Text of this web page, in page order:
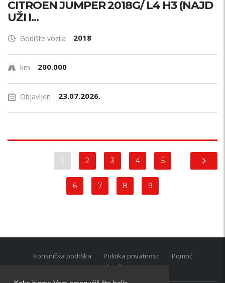
CITROEN JUMPER 2018G/ L4 H3 (NAJD
UŽI I...
Godište vozila 2018
km 200.000
Objavljen 23.07.2026.
1 2 3 4 5
6 7 8 9
Korisnička podrška Politika privatnosti
Pomoć
Uvjeti korištenja